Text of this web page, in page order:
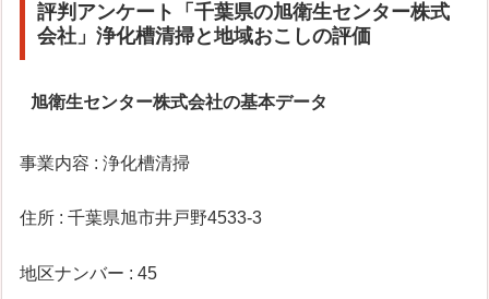
評判アンケート「千葉県の旭衛生センター株式
会社」浄化槽清掃と地域おこしの評価
旭衛生センター株式会社の基本データ
事業内容 : 浄化槽清掃
住所 : 千葉県旭市井戸野4533-3
地区ナンバー : 45